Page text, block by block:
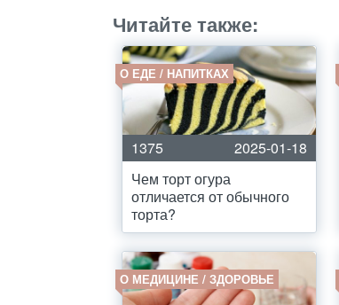
Читайте также:
О ЕДЕ / НАПИТКАХ
1375
2025-01-18
Чем торт огура
отличается от обычного
торта?
О МЕДИЦИНЕ / ЗДОРОВЬЕ